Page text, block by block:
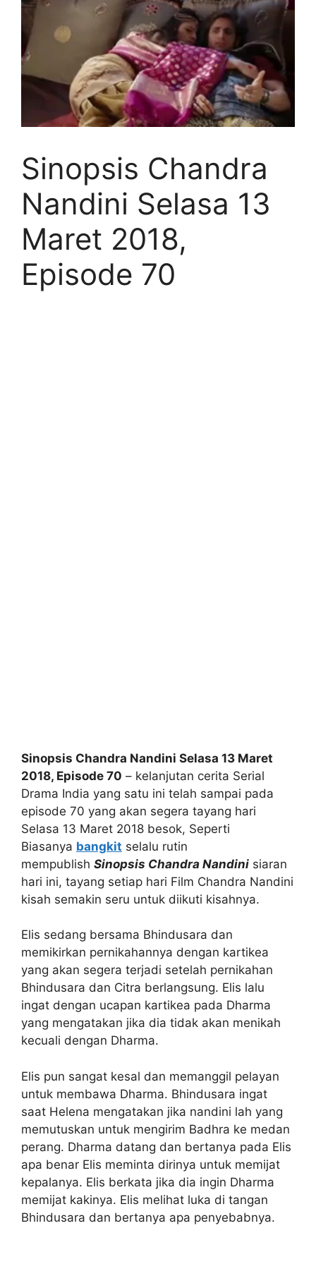
Sinopsis Chandra
Nandini Selasa 13
Maret 2018,
Episode 70
Sinopsis Chandra Nandini Selasa 13 Maret
2018, Episode 70 – kelanjutan cerita Serial
Drama India yang satu ini telah sampai pada
episode 70 yang akan segera tayang hari
Selasa 13 Maret 2018 besok, Seperti
Biasanya bangkit selalu rutin
mempublish Sinopsis Chandra Nandini siaran
hari ini, tayang setiap hari Film Chandra Nandini
kisah semakin seru untuk diikuti kisahnya.
Elis sedang bersama Bhindusara dan
memikirkan pernikahannya dengan kartikea
yang akan segera terjadi setelah pernikahan
Bhindusara dan Citra berlangsung. Elis lalu
ingat dengan ucapan kartikea pada Dharma
yang mengatakan jika dia tidak akan menikah
kecuali dengan Dharma.
Elis pun sangat kesal dan memanggil pelayan
untuk membawa Dharma. Bhindusara ingat
saat Helena mengatakan jika nandini lah yang
memutuskan untuk mengirim Badhra ke medan
perang. Dharma datang dan bertanya pada Elis
apa benar Elis meminta dirinya untuk memijat
kepalanya. Elis berkata jika dia ingin Dharma
memijat kakinya. Elis melihat luka di tangan
Bhindusara dan bertanya apa penyebabnya.